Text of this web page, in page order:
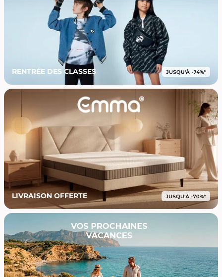
RENTRÉE DES CLASSES
LIVRAISON OFFERTE